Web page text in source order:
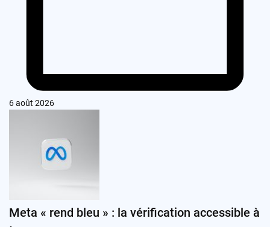
6 août 2026
Meta « rend bleu » : la vérification accessible à